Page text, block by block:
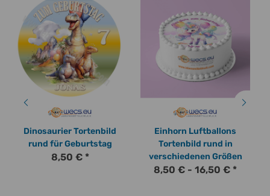
Dinosaurier Tortenbild
rund für Geburtstag
8,50 € *
Einhorn Luftballons
Tortenbild rund in
verschiedenen Größen
8,50 € - 16,50 € *